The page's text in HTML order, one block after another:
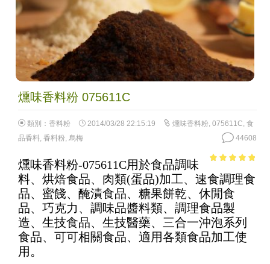
燻味香料粉 075611C
類別： 香料粉 2014/03/28 22:15:19 燻味香料粉, 075611C, 食
品香料, 香料粉, 烏梅 44608
5
燻味香料粉-075611C用於食品調味
料、烘焙食品、肉類(蛋品)加工、速食調理食
品、蜜餞、醃漬食品、糖果餅乾、休閒食
品、巧克力、調味品醬料類、調理食品製
造、生技食品、生技醫藥、三合一沖泡系列
食品、可可相關食品、適用各類食品加工使
用。